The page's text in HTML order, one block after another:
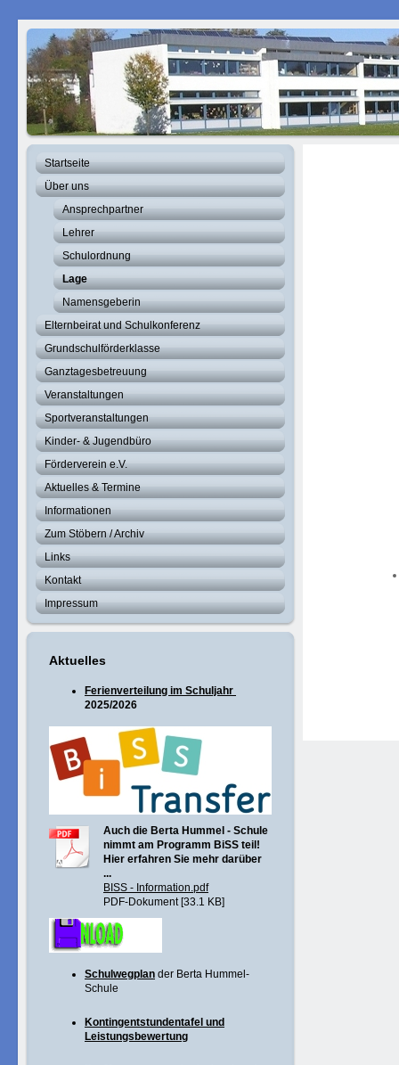
Startseite
Über uns
Ansprechpartner
Lehrer
Schulordnung
Lage
Namensgeberin
Elternbeirat und Schulkonferenz
Grundschulförderklasse
Ganztagesbetreuung
Veranstaltungen
Sportveranstaltungen
Kinder- & Jugendbüro
Förderverein e.V.
Aktuelles & Termine
Informationen
Zum Stöbern / Archiv
Links
Kontakt
Impressum
Aktuelles
Ferienverteilung im Schuljahr
2025/2026
Auch die Berta Hummel - Schule
nimmt am Programm BiSS teil!
Hier erfahren Sie mehr darüber
...
BISS - Information.pdf
PDF-Dokument [33.1 KB]
Schulwegplan der Berta Hummel-
Schule
Kontingentstundentafel und
Leistungsbewertung